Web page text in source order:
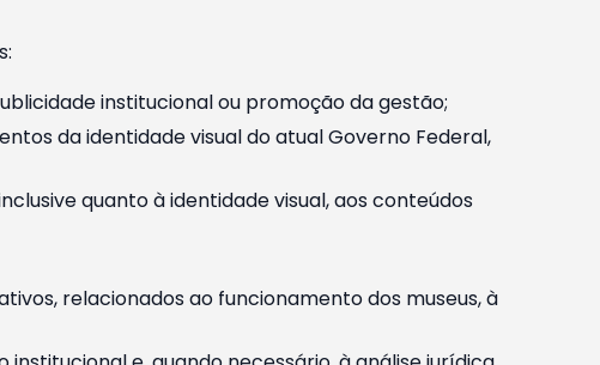
institucional ou promoção da gestão;
da identidade visual do atual Governo Federal,
quanto à identidade visual, aos conteúdos
relacionados ao funcionamento dos museus, à